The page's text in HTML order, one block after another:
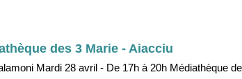
des 3 Marie - Aiacciu
Mardi 28 avril - De 17h à 20h Médiathèque